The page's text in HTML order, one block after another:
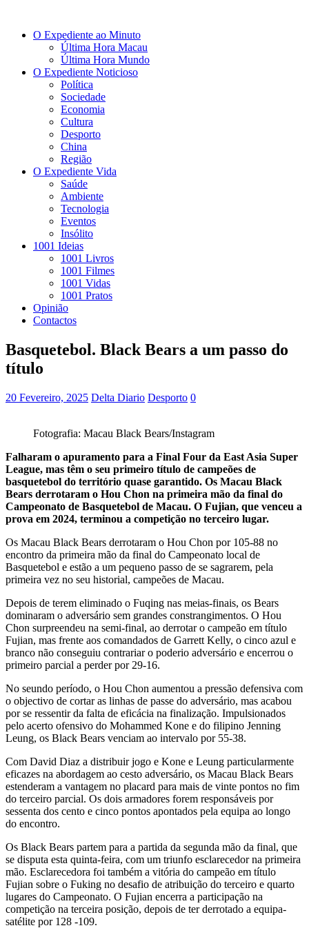
O Expediente ao Minuto
Última Hora Macau
Última Hora Mundo
O Expediente Noticioso
Política
Sociedade
Economia
Cultura
Desporto
China
Região
O Expediente Vida
Saúde
Ambiente
Tecnologia
Eventos
Insólito
1001 Ideias
1001 Livros
1001 Filmes
1001 Vidas
1001 Pratos
Opinião
Contactos
Basquetebol. Black Bears a um passo do
título
20 Fevereiro, 2025 Delta Diario Desporto 0
Fotografia: Macau Black Bears/Instagram
Falharam o apuramento para a Final Four da East Asia Super
League, mas têm o seu primeiro título de campeões de
basquetebol do território quase garantido. Os Macau Black
Bears derrotaram o Hou Chon na primeira mão da final do
Campeonato de Basquetebol de Macau. O Fujian, que venceu a
prova em 2024, terminou a competição no terceiro lugar.
Os Macau Black Bears derrotaram o Hou Chon por 105-88 no
encontro da primeira mão da final do Campeonato local de
Basquetebol e estão a um pequeno passo de se sagrarem, pela
primeira vez no seu historial, campeões de Macau.
Depois de terem eliminado o Fuqing nas meias-finais, os Bears
dominaram o adversário sem grandes constrangimentos. O Hou
Chon surpreendeu na semi-final, ao derrotar o campeão em título
Fujian, mas frente aos comandados de Garrett Kelly, o cinco azul e
branco não conseguiu contrariar o poderio adversário e encerrou o
primeiro parcial a perder por 29-16.
No seundo período, o Hou Chon aumentou a pressão defensiva com
o objectivo de cortar as linhas de passe do adversário, mas acabou
por se ressentir da falta de eficácia na finalização. Impulsionados
pelo acerto ofensivo do Mohammed Kone e do filipino Jenning
Leung, os Black Bears venciam ao intervalo por 55-38.
Com David Diaz a distribuir jogo e Kone e Leung particularmente
eficazes na abordagem ao cesto adversário, os Macau Black Bears
estenderam a vantagem no placard para mais de vinte pontos no fim
do terceiro parcial. Os dois armadores forem responsáveis por
sessenta dos cento e cinco pontos apontados pela equipa ao longo
do encontro.
Os Black Bears partem para a partida da segunda mão da final, que
se disputa esta quinta-feira, com um triunfo esclarecedor na primeira
mão. Esclarecedora foi também a vitória do campeão em título
Fujian sobre o Fuking no desafio de atribuição do terceiro e quarto
lugares do Campeonato. O Fujian encerra a participação na
competição na terceira posição, depois de ter derrotado a equipa-
satélite por 128 -109.